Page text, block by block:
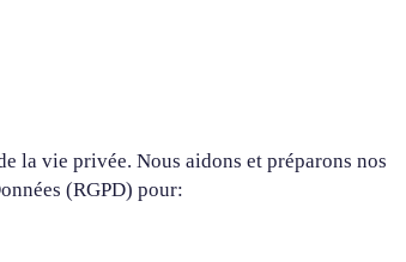
la vie privée. Nous aidons et préparons nos
(RGPD) pour: